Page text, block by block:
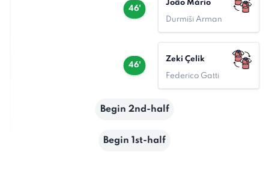
46'
João Mário
Durmiši Arman
46'
Zeki Çelik
Federico Gatti
Begin 2nd-half
Begin 1st-half